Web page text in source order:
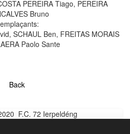
PEREIRA Tiago, PEREIRA
Bruno
SCHAUL Ben, FREITAS MORAIS
Paolo Sante
Back
F.C. 72 Ierpeldéng